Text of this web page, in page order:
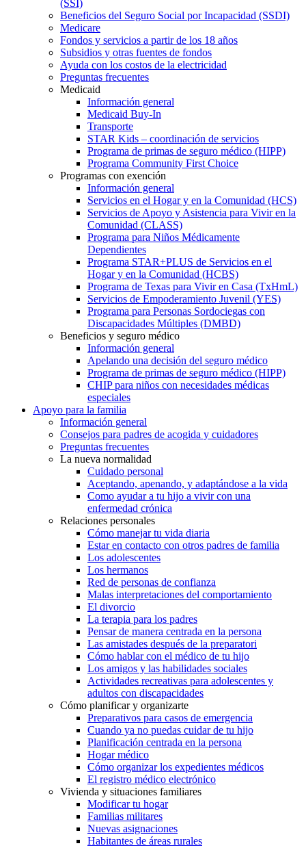
(SSI)
Beneficios del Seguro Social por Incapacidad (SSDI)
Medicare
Fondos y servicios a partir de los 18 años
Subsidios y otras fuentes de fondos
Ayuda con los costos de la electricidad
Preguntas frecuentes
Medicaid
Información general
Medicaid Buy-In
Transporte
STAR Kids – coordinación de servicios
Programa de primas de seguro médico (HIPP)
Programa Community First Choice
Programas con exención
Información general
Servicios en el Hogar y en la Comunidad (HCS)
Servicios de Apoyo y Asistencia para Vivir en la
Comunidad (CLASS)
Programa para Niños Médicamente
Dependientes
Programa STAR+PLUS de Servicios en el
Hogar y en la Comunidad (HCBS)
Programa de Texas para Vivir en Casa (TxHmL)
Servicios de Empoderamiento Juvenil (YES)
Programa para Personas Sordociegas con
Discapacidades Múltiples (DMBD)
Beneficios y seguro médico
Información general
Apelando una decisión del seguro médico
Programa de primas de seguro médico (HIPP)
CHIP para niños con necesidades médicas
especiales
Apoyo para la familia
Información general
Consejos para padres de acogida y cuidadores
Preguntas frecuentes
La nueva normalidad
Cuidado personal
Aceptando, apenando, y adaptándose a la vida
Como ayudar a tu hijo a vivir con una
enfermedad crónica
Relaciones personales
Cómo manejar tu vida diaria
Estar en contacto con otros padres de familia
Los adolescentes
Los hermanos
Red de personas de confianza
Malas interpretaciones del comportamiento
El divorcio
La terapia para los padres
Pensar de manera centrada en la persona
Las amistades después de la preparatori
Cómo hablar con el médico de tu hijo
Los amigos y las habilidades sociales
Actividades recreativas para adolescentes y
adultos con discapacidades
Cómo planificar y organizarte
Preparativos para casos de emergencia
Cuando ya no puedas cuidar de tu hijo
Planificación centrada en la persona
Hogar médico
Cómo organizar los expedientes médicos
El registro médico electrónico
Vivienda y situaciones familiares
Modificar tu hogar
Familias militares
Nuevas asignaciones
Habitantes de áreas rurales